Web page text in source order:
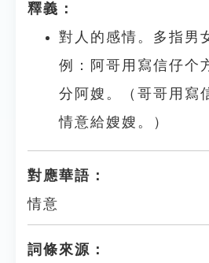
釋義：
對人的感情。多指男
例：阿哥用寫信仔个
分阿嫂。（哥哥用寫
情意給嫂嫂。）
對應華語：
情意
詞條來源：